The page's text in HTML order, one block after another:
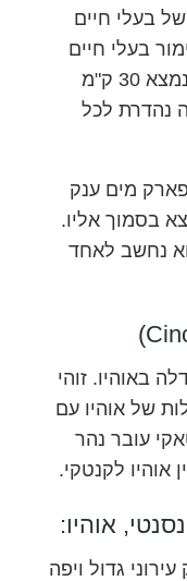
מעל 700 סוגים של בעלי חיים
בעלי חיים
והוא מנוהל שלא למטרות רווח. נמצא 30 ק"מ
נהדרת לכל
מים ענק
בסמוך אליו.
והוא נחשב לאחד
באוהיו. זוהי
של אוהיו עם
עובר נהר
אוהיו לקנטקי.
אוהיו:
גדול ויפה